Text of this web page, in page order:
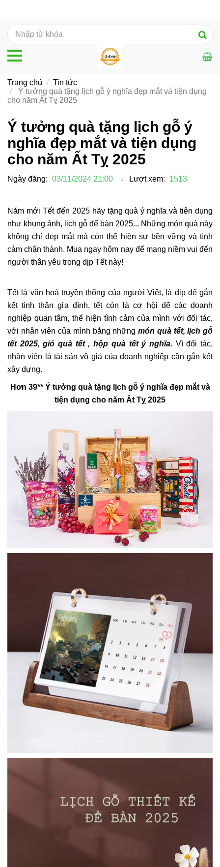
Ý tưởng quà tặng lịch gỗ ý
nghĩa đẹp mắt và tiện dụng
cho năm Ất Tỵ 2025
Ngày đăng: 03/11/2024 21:00 Lượt xem: 1513
Năm mới Tết đến 2025 hãy tặng quà ý nghĩa và tiện dụng
như khung ảnh, lịch gỗ để bàn 2025... Những món quà này
không chỉ đẹp mắt mà còn thể hiện sự bền vững và tình
cảm chân thành. Mua ngay hôm nay để mang niềm vui đến
người thân yêu trong dịp Tết này!
Tết là văn hoá truyền thống của người Việt, là dịp để gắn
kết tình thân gia đình, tết còn là cơ hội để các doanh
nghiệp quan tâm, thể hiện tình cảm của mình với đối tác,
với nhân viên của mình bằng nhữngmón quà tết, lịch gỗ
tết 2025, giỏ quà tết , hộp quà tết ý nghĩa. Vì đối tác,
nhân viên là tài sản vô giá của doanh nghiệp cần gắn kết
xây dựng.
Hơn 39** Ý tưởng quà tặng lịch gỗ ý nghĩa đẹp mắt và
tiện dụng cho năm Ất Tỵ 2025
Trang chủ
Tin tức
Ý tưởng quà tặng lịch gỗ ý nghĩa đẹp mắt và tiện dụng
cho năm Ất Tỵ 2025